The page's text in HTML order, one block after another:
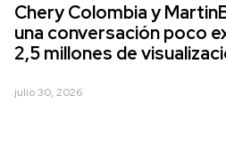
Chery Colombia y
una conversación poco
2,5 millones de
julio 30, 2026